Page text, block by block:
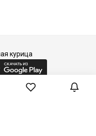
курица
concept store.